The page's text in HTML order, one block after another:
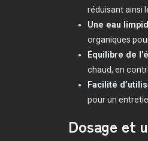
réduisant ainsi
Une eau
organiques
Équilibre de
chaud, en
Facilité
pour un
Dosage et